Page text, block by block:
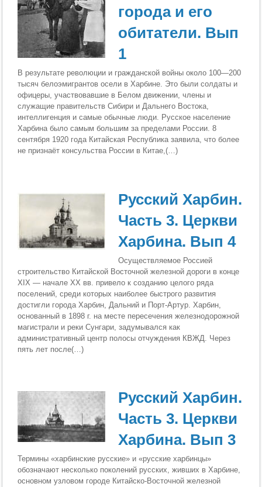
города и его
обитатели. Вып
1
В результате революции и гражданской войны около 100—200
тысяч белоэмигрантов осели в Харбине. Это были солдаты и
офицеры, участвовавшие в Белом движении, члены и
служащие правительств Сибири и Дальнего Востока,
интеллигенция и самые обычные люди. Русское население
Харбина было самым большим за пределами России. 8
сентября 1920 года Китайская Республика заявила, что более
не признаёт консульства России в Китае,(…)
Русский Харбин.
Часть 3. Церкви
Харбина. Вып 4
Осуществляемое Россией
строительство Китайской Восточной железной дороги в конце
XIX — начале XX вв. привело к созданию целого ряда
поселений, среди которых наиболее быстрого развития
достигли города Харбин, Дальний и Порт-Артур. Харбин,
основанный в 1898 г. на месте пересечения железнодорожной
магистрали и реки Сунгари, задумывался как
административный центр полосы отчуждения КВЖД. Через
пять лет после(…)
Русский Харбин.
Часть 3. Церкви
Харбина. Вып 3
Термины «харбинские русские» и «русские харбинцы»
обозначают несколько поколений русских, живших в Харбине,
основном узловом городе Китайско-Восточной железной